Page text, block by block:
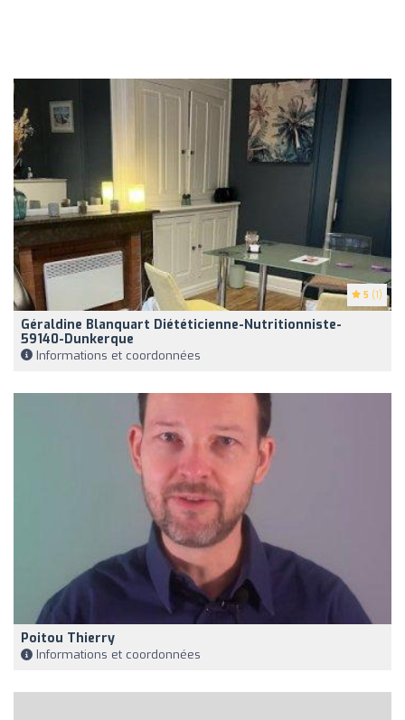
5 (1)
Géraldine Blanquart Diététicienne-Nutritionniste-
59140-Dunkerque
Informations et coordonnées
Poitou Thierry
Informations et coordonnées